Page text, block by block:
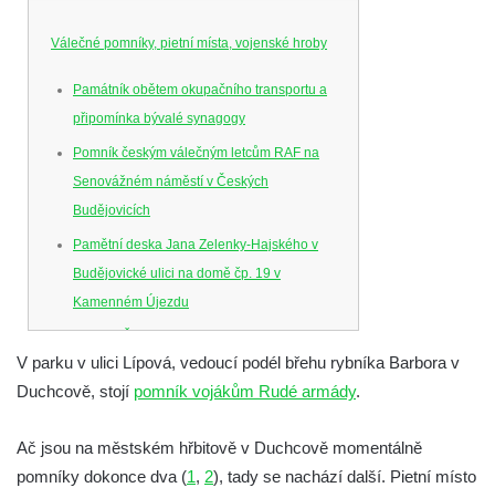
Válečné pomníky, pietní místa, vojenské hroby
Památník obětem okupačního transportu a
připomínka bývalé synagogy
Pomník českým válečným letcům RAF na
Senovážném náměstí v Českých
Budějovicích
Pamětní deska Jana Zelenky-Hajského v
Budějovické ulici na domě čp. 19 v
Kamenném Újezdu
Kamenném Újezdě
Kenotaf Václava B. Hájka na starém
V parku v ulici Lípová, vedoucí podél břehu rybníka Barbora v
Duchcově, stojí pomník vojákům Rudé armády.
Ač jsou na městském hřbitově v Duchcově momentálně
pomníky dokonce dva (1, 2), tady se nachází další. Pietní místo